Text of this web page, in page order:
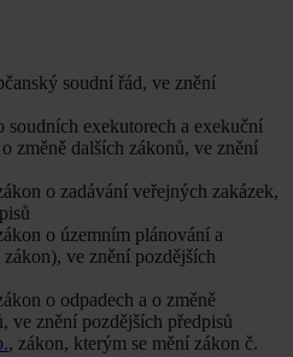
soudní řád, ve znění
soudních exekutorech a exekuční
změně dalších zákonů, ve znění
o zadávání veřejných zakázek,
o územním plánování a
ve znění pozdějších
o odpadech a o změně
ve znění pozdějších předpisů
, zákon, kterým se mění zákon č.